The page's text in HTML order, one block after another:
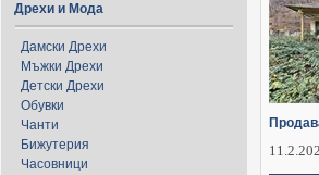
Дрехи и Мода
Дамски Дрехи
Мъжки Дрехи
Детски Дрехи
Обувки
Чанти
Бижутерия
Часовници